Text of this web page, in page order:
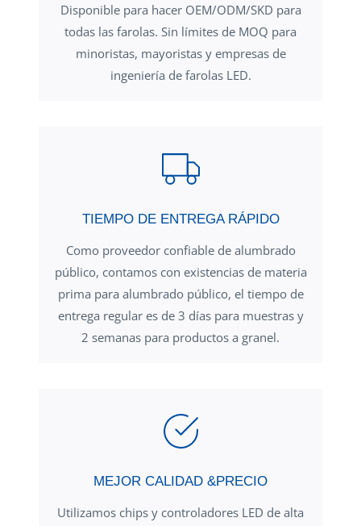
Disponible para hacer OEM/ODM/SKD para
todas las farolas. Sin límites de MOQ para
minoristas, mayoristas y empresas de
ingeniería de farolas LED.
TIEMPO DE ENTREGA RÁPIDO
Como proveedor confiable de alumbrado
público, contamos con existencias de materia
prima para alumbrado público, el tiempo de
entrega regular es de 3 días para muestras y
2 semanas para productos a granel.
MEJOR CALIDAD &PRECIO
Utilizamos chips y controladores LED de alta